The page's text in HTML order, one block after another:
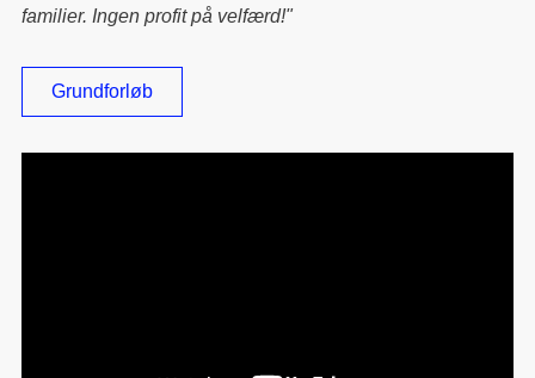
familier. Ingen profit på velfærd!"
Grundforløb